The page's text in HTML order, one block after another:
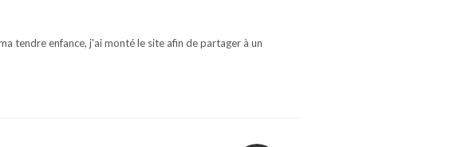
tendre enfance, j'ai monté le site afin de partager à un